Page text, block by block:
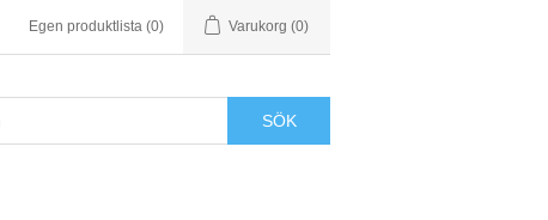
Egen produktlista (0) Varukorg (0)
SÖK